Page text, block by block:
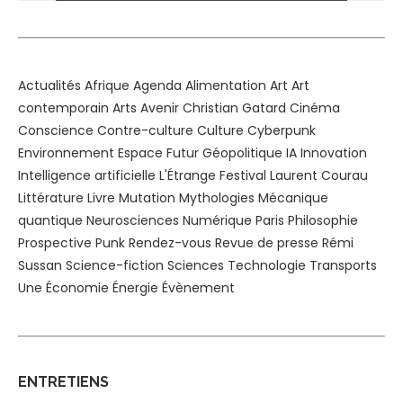
Actualités Afrique Agenda Alimentation Art Art
contemporain Arts Avenir Christian Gatard Cinéma
Conscience Contre-culture Culture Cyberpunk
Environnement Espace Futur Géopolitique IA Innovation
Intelligence artificielle L'Étrange Festival Laurent Courau
Littérature Livre Mutation Mythologies Mécanique
quantique Neurosciences Numérique Paris Philosophie
Prospective Punk Rendez-vous Revue de presse Rémi
Sussan Science-fiction Sciences Technologie Transports
Une Économie Énergie Évènement
ENTRETIENS